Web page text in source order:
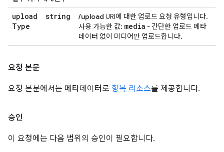
upload
Type
string /upload URI에 대한 업로드 요청 유형입니다.
사용 가능한 값: media - 간단한 업로드 메타
데이터 없이 미디어만 업로드합니다.
요청 본문
요청 본문에서는 메타데이터로 항목 리소스를 제공합니다.
승인
이 요청에는 다음 범위의 승인이 필요합니다.